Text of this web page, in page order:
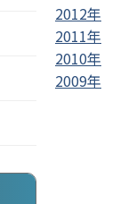
2012年
2011年
2010年
2009年